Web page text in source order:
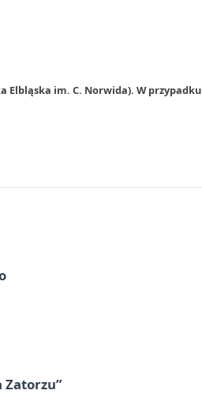
im. C. Norwida). W przypadku